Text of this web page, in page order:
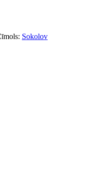
Sokolov